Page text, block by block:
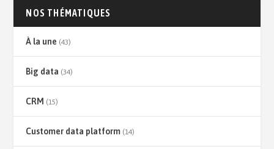
NOS THÉMATIQUES
À la une (43)
Big data (34)
CRM (15)
Customer data platform (14)